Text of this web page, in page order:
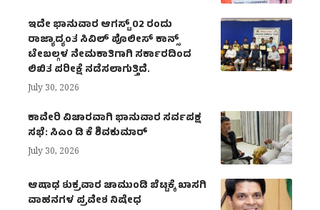
ಇದೇ ಭಾನುವಾರ ಆಗಸ್ಟ್ 02 ರಂದು
ರಾಜ್ಯಾದ್ಯಂತ ಸಿವಿಲ್ ಪೊಲೀಸ್ ಕಾನ್ಸ್
ಟೇಬಲ್ಗಳ ನೇಮಕಾತಿಗಾಗಿ ಸರ್ಕಾರದಿಂದ
ಲಿಖಿತ ಪರೀಕ್ಷೆ ನಡೆಸಲಾಗುತ್ತಿದೆ.
July 30, 2026
ಕಾವೇರಿ ವಿಚಾರವಾಗಿ ಭಾನುವಾರ ಸರ್ವಪಕ್ಷ
ಸಭೆ: ಸಿಎಂ ಡಿ ಕೆ ಶಿವಕುಮಾರ್
July 30, 2026
ಆಷಾಢ ಶುಕ್ರವಾರ ಚಾಮುಂಡಿ ಬೆಟ್ಟಕ್ಕೆ ಖಾಸಗಿ
ವಾಹನಗಳ ಪ್ರವೇಶ ನಿಷೇಧ